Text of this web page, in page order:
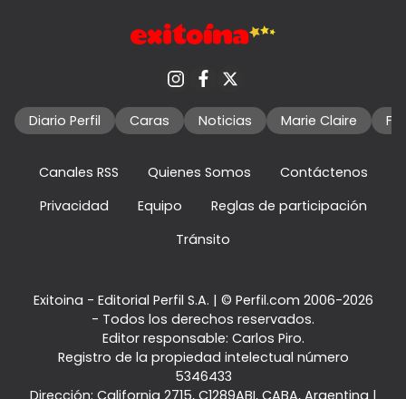
Diario Perfil Caras Noticias Marie Claire
Canales RSS Quienes Somos
Contáctenos
Privacidad
Equipo
Reglas de participación
Tránsito
Exitoina - Editorial Perfil S.A. | © Perfil.com 2006-2026
- Todos los derechos reservados.
Editor responsable: Carlos Piro.
Registro de la propiedad intelectual número
5346433